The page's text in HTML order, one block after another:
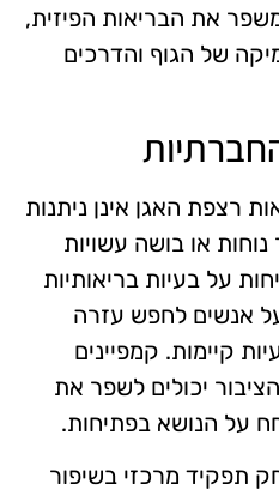
את הבריאות הפיזית,
של הגוף והדרכים
רצפת האגן אינן ניתנות
או בושה עשויות
על בעיות בריאותיות
אנשים לחפש עזרה
קיימות. קמפיינים
יכולים לשפר את
על הנושא בפתיחות.
תפקיד מרכזי בשיפור